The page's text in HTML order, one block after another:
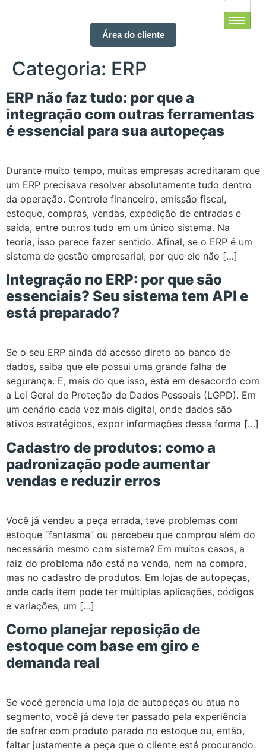
Área do cliente
Categoria: ERP
ERP não faz tudo: por que a
integração com outras ferramentas
é essencial para sua autopeças
Durante muito tempo, muitas empresas acreditaram que
um ERP precisava resolver absolutamente tudo dentro
da operação. Controle financeiro, emissão fiscal,
estoque, compras, vendas, expedição de entradas e
saída, entre outros tudo em um único sistema. Na
teoria, isso parece fazer sentido. Afinal, se o ERP é um
sistema de gestão empresarial, por que ele não […]
Integração no ERP: por que são
essenciais? Seu sistema tem API e
está preparado?
Se o seu ERP ainda dá acesso direto ao banco de
dados, saiba que ele possui uma grande falha de
segurança. E, mais do que isso, está em desacordo com
a Lei Geral de Proteção de Dados Pessoais (LGPD). Em
um cenário cada vez mais digital, onde dados são
ativos estratégicos, expor informações dessa forma […]
Cadastro de produtos: como a
padronização pode aumentar
vendas e reduzir erros
Você já vendeu a peça errada, teve problemas com
estoque “fantasma” ou percebeu que comprou além do
necessário mesmo com sistema? Em muitos casos, a
raiz do problema não está na venda, nem na compra,
mas no cadastro de produtos. Em lojas de autopeças,
onde cada item pode ter múltiplas aplicações, códigos
e variações, um […]
Como planejar reposição de
estoque com base em giro e
demanda real
Se você gerencia uma loja de autopeças ou atua no
segmento, você já deve ter passado pela experiência
de sofrer com produto parado no estoque ou, então,
faltar justamente a peça que o cliente está procurando.